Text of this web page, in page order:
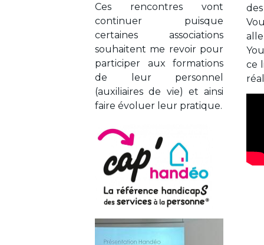
Ces rencontres vont
continuer puisque
certaines associations
souhaitent me revoir pour
participer aux formations
de leur personnel
(auxiliaires de vie) et ainsi
faire évoluer leur pratique.
ce